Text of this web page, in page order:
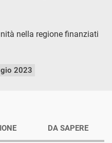
nella regione finanziati
2023
DA SAPERE